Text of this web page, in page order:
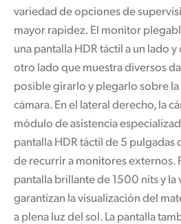
variedad de opciones de
mayor rapidez. El monitor
una pantalla HDR táctil a un lado
otro lado que muestra diversos
posible girarlo y plegarlo sobre la
cámara. En el lateral derecho, la
módulo de asistencia
pantalla HDR táctil de 5 pulgadas
de recurrir a monitores externos.
pantallabrillante de 1500 nits y
garantizan la visualización del
a plena luz del sol. La pantalla